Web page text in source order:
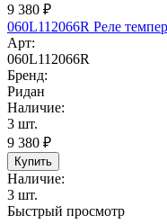
9 380 ₽
060L112066R Реле
Арт:
060L112066R
Бренд:
Ридан
Наличие:
3 шт.
9 380 ₽
Купить
Наличие:
3 шт.
Быстрый просмотр